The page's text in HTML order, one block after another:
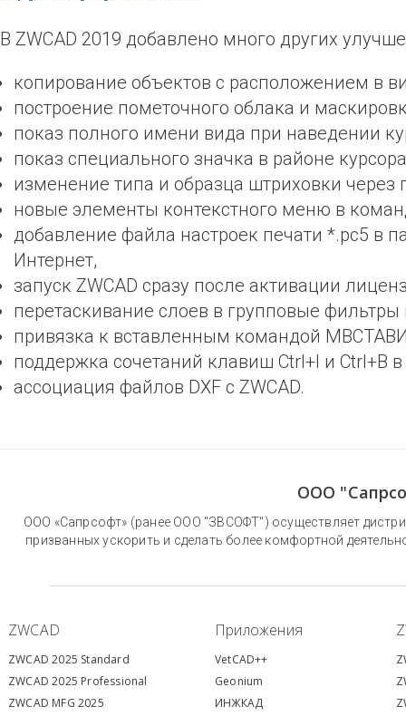
В ZWCAD 2019 добавлено много других
копирование объектов с расположением в
построение пометочного облака и
показ полного имени вида при наведении
показ специального значка в районе
изменение типа и образца штриховки через
новые элементы контекстного меню в
добавление файла настроек печати *.pc5 в
Интернет,
запуск ZWCAD сразу после активации
перетаскивание слоев в групповые фильтры
привязка к вставленным командой
поддержка сочетаний клавиш Ctrl+I и Ctrl+B в
ассоциация файлов DXF с ZWCAD.
ООО
ООО «Сапрсофт» (ранее ООО "ЗВСОФТ") осуществляет
призванных ускорить и сделать более комфортной
ZWCAD Приложения
ZWCAD 2025 Standard
ZWCAD 2025 Professional
ZWCAD MFG 2025
VetCAD++
Geonium
ИНЖКАД